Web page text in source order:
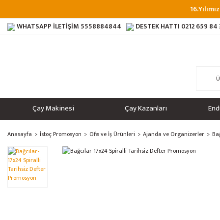
WHATSAPP İLETİŞİM 5558884844 DESTEK HATTI 0212 659 84
Çay Makinesi Çay Kazanları
Anasayfa İstoç Promosyon Ofis ve İş Ürünleri Ajanda ve Organizerler